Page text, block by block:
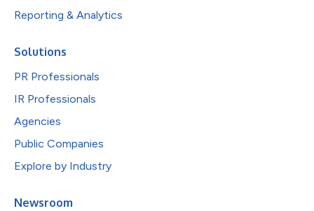
Reporting & Analytics
Solutions
PR Professionals
IR Professionals
Agencies
Public Companies
Explore by Industry
Newsroom